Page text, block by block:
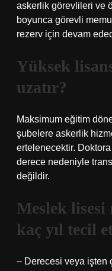
askerlik görevlileri ve
boyunca görevli
rezerv için devam
Yüksek
uzatır?
Maksimum eğitim
şubelere askerlik
ertelenecektir.
derece nedeniyle
değildir.
Meslek
kaç yıl tecil
– Derecesi veya işten